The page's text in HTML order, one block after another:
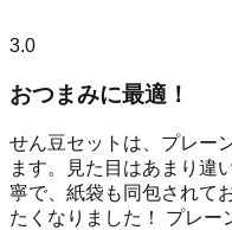
3.0
おつまみに最適！
せん豆セットは、プレー
ます。見た目はあまり違
寧で、紙袋も同包されて
たくなりました！ プレー